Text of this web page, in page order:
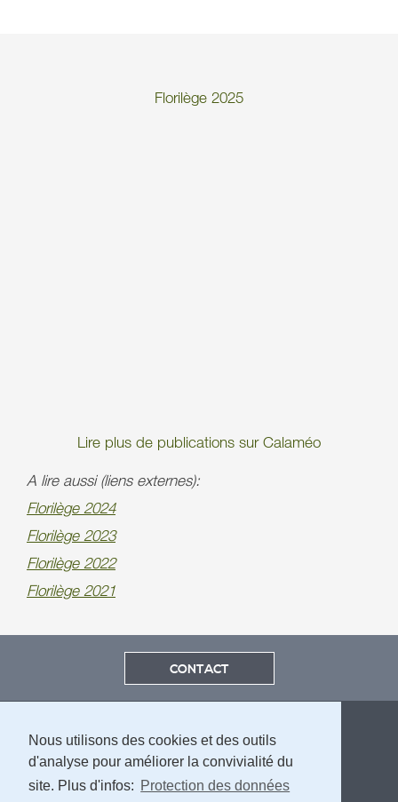
Nous utilisons des cookies et des outils
d'analyse pour améliorer la convivialité du
site. Plus d'infos: Protection des données
Florilège 2025
Lire plus de publications sur Calaméo
A lire aussi (liens externes):
Florilège 2024
Florilège 2023
Florilège 2022
Florilège 2021
CONTACT